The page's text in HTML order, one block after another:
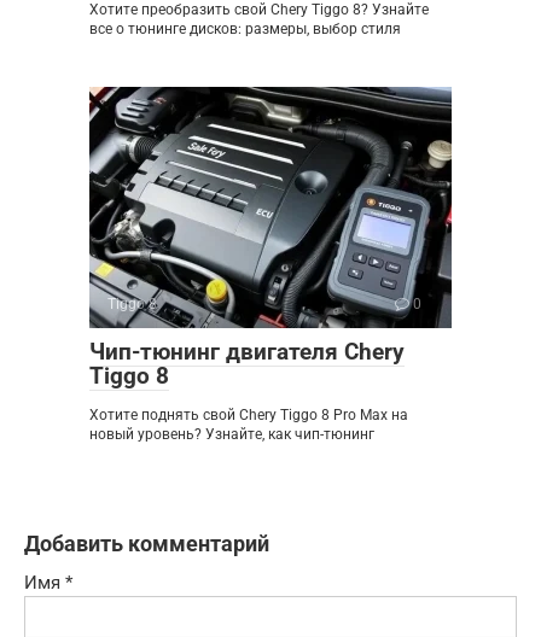
Хотите преобразить свой Chery Tiggo 8? Узнайте
все о тюнинге дисков: размеры, выбор стиля
Tiggo 8 0
Чип-тюнинг двигателя Chery
Tiggo 8
Хотите поднять свой Chery Tiggo 8 Pro Max на
новый уровень? Узнайте, как чип-тюнинг
Добавить комментарий
Имя *